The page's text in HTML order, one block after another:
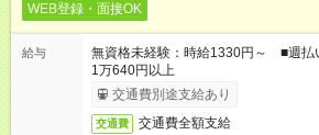
WEB登録・面接OK
給与
無資格未経験：時給1330円～ ■週
1万640円以上
交通費別途支給あり
交通費 交通費全額支給